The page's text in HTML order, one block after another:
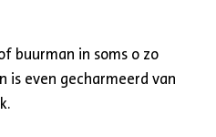
buurman in soms o zo
is even gecharmeerd van